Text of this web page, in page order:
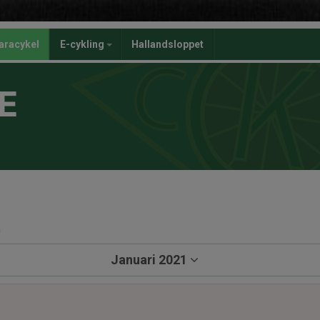
E-cykling Hallandsloppet
Januari 2021